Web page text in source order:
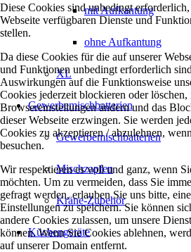
mit Aufkantung
ohne Aufkantung
XL
Gewerbemischbatterien
Gewerbemischbatterien
Mischzapfen
Kräne-Zubehör
Küchengeräte
Diese Cookies sind unbedingt
Webseite verfügbaren Dienste und
stellen.
Da diese Cookies für die auf unserer
und Funktionen unbedingt erforderlich
Auswirkungen auf die Funktionsweise
Cookies jederzeit blockieren oder
Browsereinstellungen ändern und das
dieser Webseite erzwingen. Sie werden
Cookies zu akzeptieren / abzulehnen,
besuchen.
Wir respektieren es voll und ganz, wenn
möchten. Um zu vermeiden, dass Sie
gefragt werden, erlauben Sie uns bitte,
Einstellungen zu speichern. Sie können
andere Cookies zulassen, um unsere
können. Wenn Sie Cookies ablehnen,
auf unserer Domain entfernt.